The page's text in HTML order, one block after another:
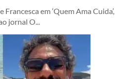
em ‘Quem Ama Cuida’,
jornal O...